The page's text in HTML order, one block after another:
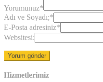
Yorumunuz*
Adı ve Soyadı;*
E-Posta adresiniz*
Websitesi:
Hizmetlerimiz